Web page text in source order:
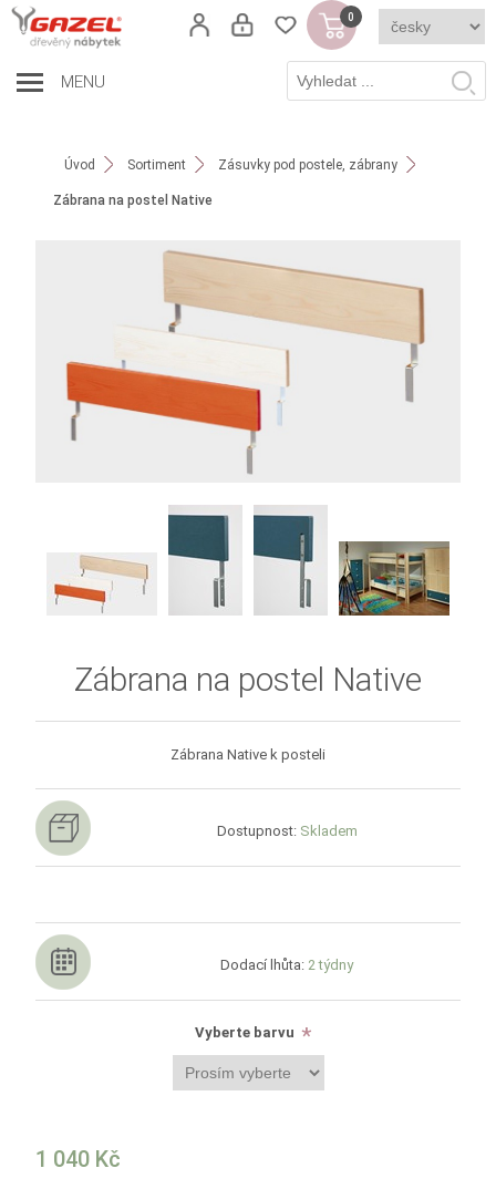
0
MENU
Úvod Sortiment Zásuvky pod postele, zábrany
Zábrana na postel Native
Zábrana na postel Native
Zábrana Native k posteli
Dostupnost: Skladem
Dodací lhůta: 2 týdny
Vyberte barvu *
1 040 Kč